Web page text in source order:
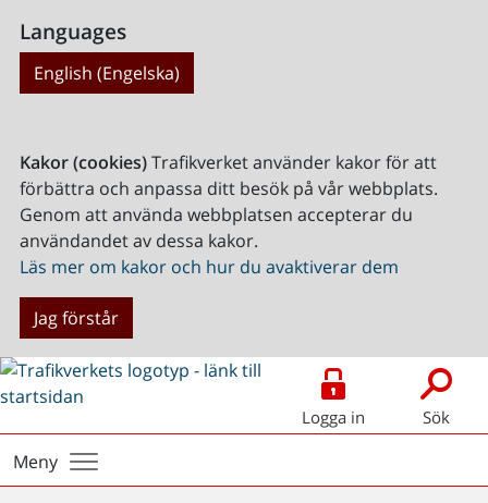
Languages
English (Engelska)
Kakor (cookies)Trafikverket använder kakor för att
förbättra och anpassa ditt besök på vår webbplats.
Genom att använda webbplatsen accepterar du
användandet av dessa kakor.
Läs mer om kakor och hur du avaktiverar dem
Jag förstår
Logga in Sök
Meny